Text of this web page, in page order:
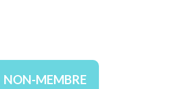
NON-MEMBRE